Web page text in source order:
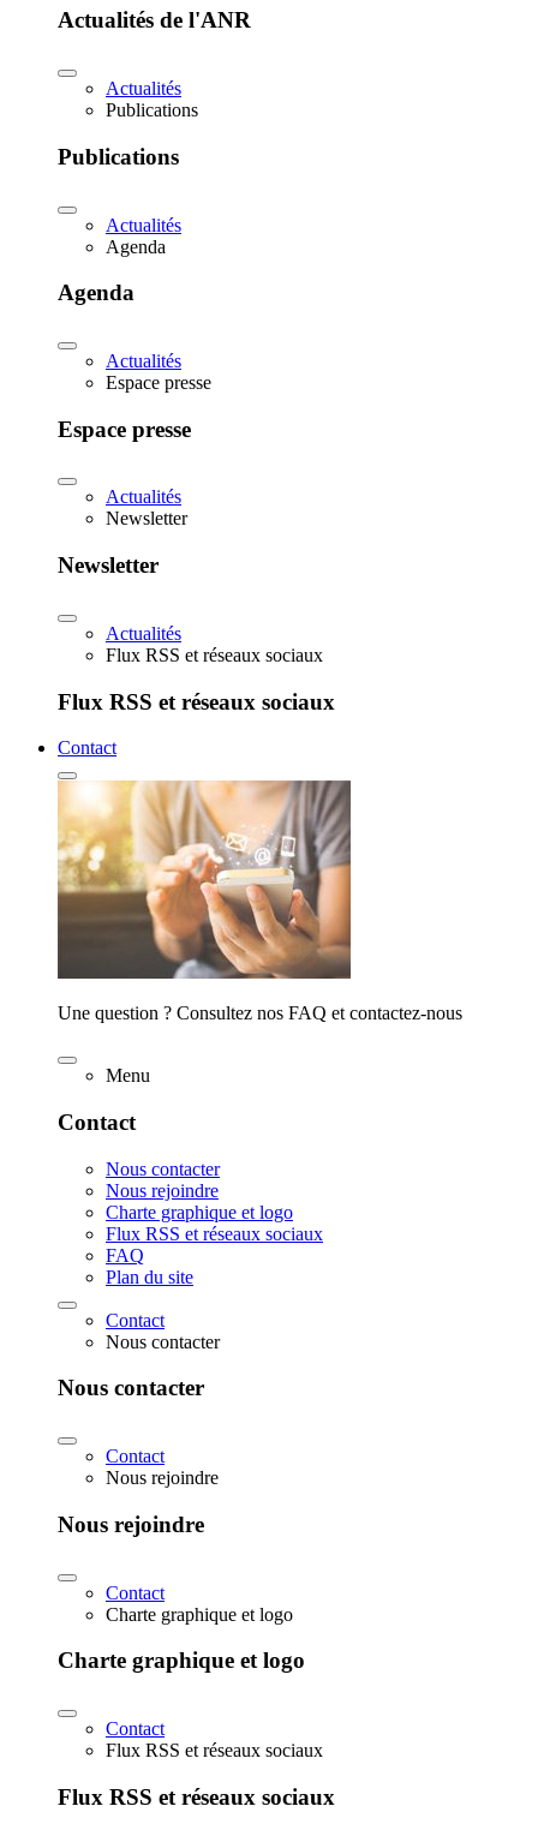
Actualités de l'ANR
Actualités
Publications
Publications
Actualités
Agenda
Agenda
Actualités
Espace presse
Espace presse
Actualités
Newsletter
Newsletter
Actualités
Flux RSS et réseaux sociaux
Flux RSS et réseaux sociaux
Contact
Une question ? Consultez nos FAQ et contactez-nous
Menu
Contact
Nous contacter
Nous rejoindre
Charte graphique et logo
Flux RSS et réseaux sociaux
FAQ
Plan du site
Contact
Nous contacter
Nous contacter
Contact
Nous rejoindre
Nous rejoindre
Contact
Charte graphique et logo
Charte graphique et logo
Contact
Flux RSS et réseaux sociaux
Flux RSS et réseaux sociaux